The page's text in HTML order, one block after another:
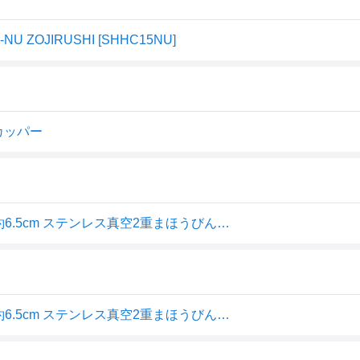
ZOJIRUSHI [SHHC15NU]
ッパー
象印マホービン ステンレスポット 1.5L ポット 卓上 広口約6.5cm ステンレス真空2重まほうびん 保温・保冷 マットカッパー SH-HC15-
象印マホービン ステンレスポット 1.5L ポット 卓上 広口約6.5cm ステンレス真空2重まほうびん 保温・保冷 マ